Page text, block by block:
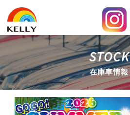
STOCK
在庫車情報